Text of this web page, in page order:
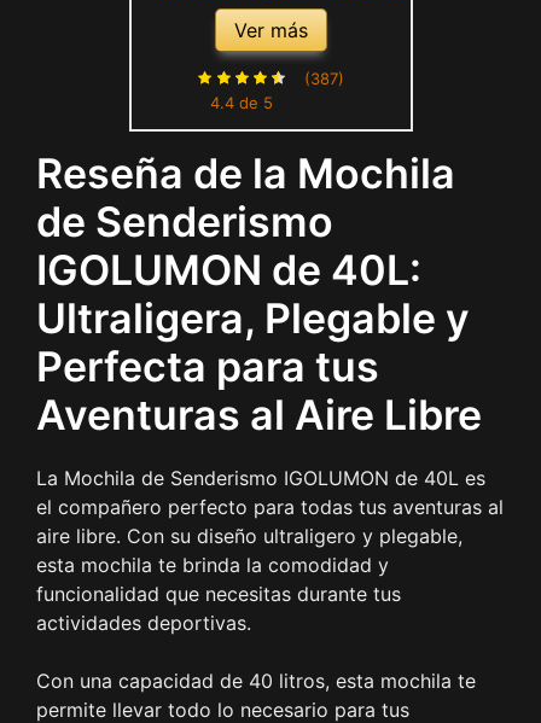
Mujer Ultraligera Plegable
Mochilas de Marcha
Impermeable Macuto de
Viaje para Senderismo,
al Aire Libre, Negra
Ver más
4.4 de 5
(387)
Reseña de la Mochila
de Senderismo
IGOLUMON de 40L:
Ultraligera, Plegable y
Perfecta para tus
Aventuras al Aire Libre
La Mochila de Senderismo IGOLUMON de 40L es
el compañero perfecto para todas tus aventuras al
aire libre. Con su diseño ultraligero y plegable,
esta mochila te brinda la comodidad y
funcionalidad que necesitas durante tus
actividades deportivas.
Con una capacidad de 40 litros, esta mochila te
permite llevar todo lo necesario para tus